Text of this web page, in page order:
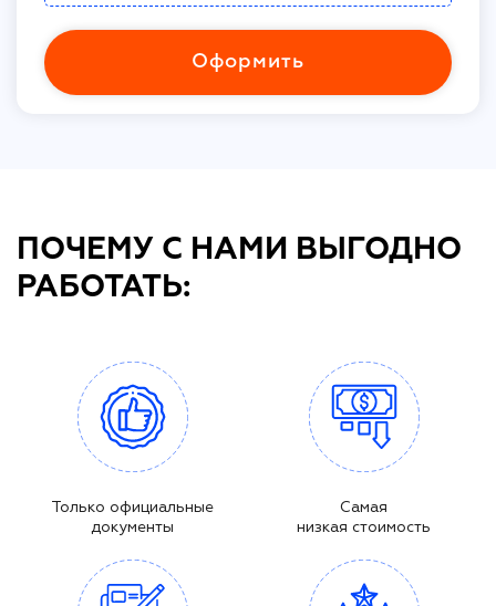
Оформить
ПОЧЕМУ С НАМИ ВЫГОДНО
РАБОТАТЬ:
Только официальные
документы
Самая
низкая стоимость